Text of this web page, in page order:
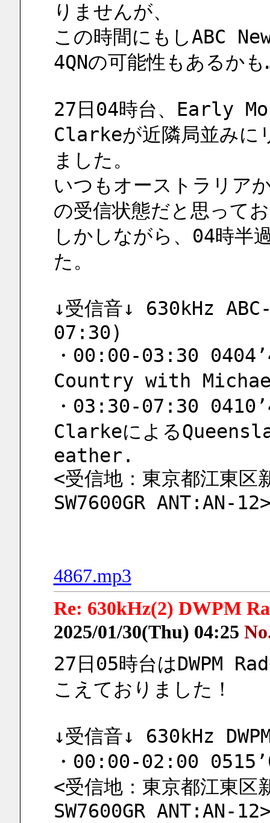
りませんが、
この時間にもしABC
4QNの可能性もあるか
27日04時台、Early
Clarkeが近隣局並みに
ました。
いつもオーストラリア
の受信状態だと思って
しかしながら、04時半
た。
↓受信音↓ 630kHz
07:30)
・00:00-03:30
Country with
・03:30-07:30
Clarkeによる
eather.
<受信地：東京都江東
SW7600GR ANT:AN-
4867.mp3
Re: 630kHz(2) DWPM
2025/01/30(Thu) 04:25
27日05時台はDWPM
こえておりました！
↓受信音↓ 630kHz
・00:00-02:00
<受信地：東京都江東
SW7600GR ANT:AN-